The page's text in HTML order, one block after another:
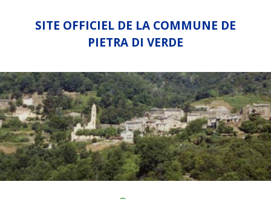
SITE OFFICIEL DE LA COMMUNE DE
PIETRA DI VERDE